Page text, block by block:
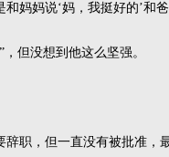
妈妈说‘妈，我挺好的’和
但没想到他这么坚强。
辞职，但一直没有被批准